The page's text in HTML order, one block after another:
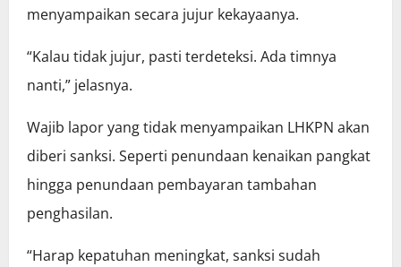
menyampaikan secara jujur kekayaanya.
“Kalau tidak jujur, pasti terdeteksi. Ada timnya
nanti,” jelasnya.
Wajib lapor yang tidak menyampaikan LHKPN akan
diberi sanksi. Seperti penundaan kenaikan pangkat
hingga penundaan pembayaran tambahan
penghasilan.
“Harap kepatuhan meningkat, sanksi sudah